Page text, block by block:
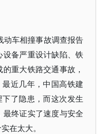
动车相撞事故调查报告
备严重设计缺陷、铁
重大铁路交通事故，
近几年，中国高铁建
了隐患，而这次发生
终证实了速度与安全
在太大。